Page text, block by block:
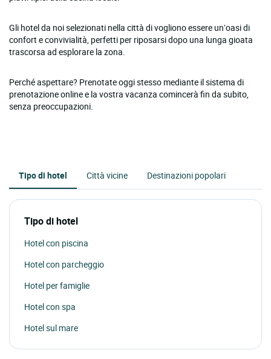
Gli hotel da noi selezionati nella città di vogliono essere un’oasi di
confort e convivialità, perfetti per riposarsi dopo una lunga gioata
trascorsa ad esplorare la zona.
Perché aspettare? Prenotate oggi stesso mediante il sistema di
prenotazione online e la vostra vacanza comincerà fin da subito,
senza preoccupazioni.
Tipo di hotel Città vicine Destinazioni popolari
Tipo di hotel
Hotel con piscina
Hotel con parcheggio
Hotel per famiglie
Hotel con spa
Hotel sul mare